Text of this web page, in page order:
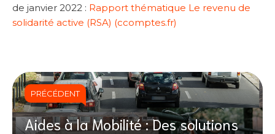
de janvier 2022 : Rapport thématique Le revenu de
solidarité active (RSA) (ccomptes.fr)
PRÉCÉDENT
Aides à la Mobilité : Des solutions